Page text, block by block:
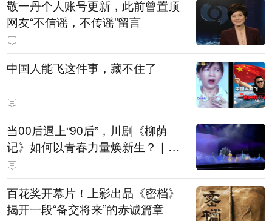
敬一丹个人账号更新，此前曾置顶
网友“不信谣，不传谣”留言
中国人能飞这件事，藏不住了
当00后遇上“90后”，川剧《柳荫
记》如何以青春力量焕新生？｜文
化观察
百花奖开幕片！上影出品《密档》
揭开一段“备交将来”的赤诚篇章